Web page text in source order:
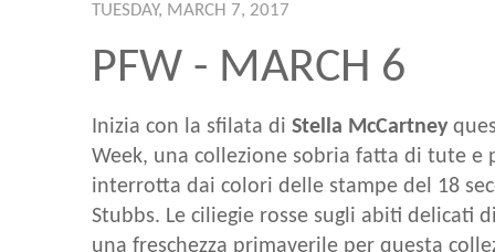
TUESDAY, MARCH 7, 2017
PFW - MARCH 6
Inizia con la sfilata di Stella McCartney
Week, una collezione sobria fatta di tute
interrotta dai colori delle stampe del 18
Stubbs. Le ciliegie rosse sugli abiti delicati
una freschezza primaverile per questa